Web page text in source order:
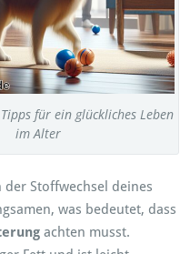
für ein glückliches Leben
im Alter
Stoffwechsel deines
was bedeutet, dass
achten musst.